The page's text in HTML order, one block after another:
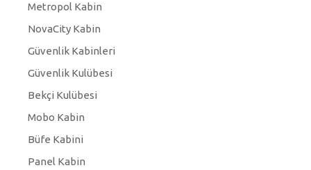
Metropol Kabin
NovaCity Kabin
Güvenlik Kabinleri
Güvenlik Kulübesi
Bekçi Kulübesi
Mobo Kabin
Büfe Kabini
Panel Kabin